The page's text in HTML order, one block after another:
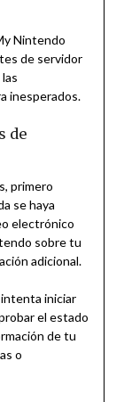
Nintendo
de servidor
inesperados.
de
primero
se haya
electrónico
sobre tu
adicional.
iniciar
el estado
de tu
o